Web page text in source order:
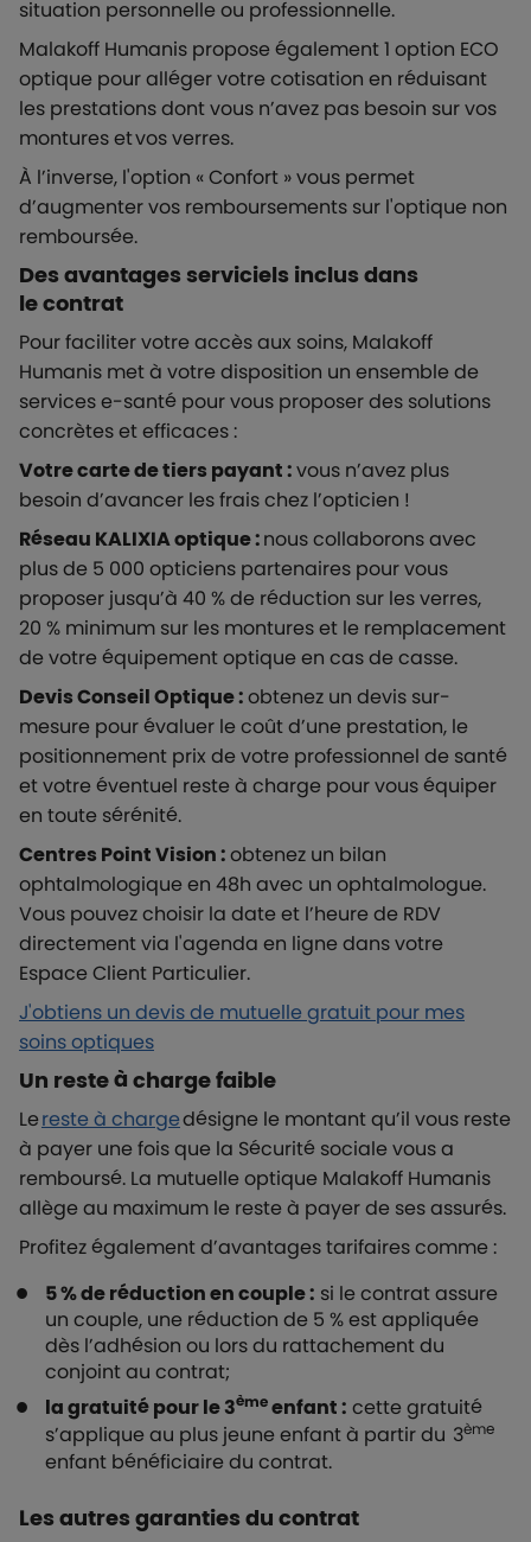
situation personnelle ou professionnelle.
Malakoff Humanis propose également 1 option ECO
optique pour alléger votre cotisation en réduisant
les prestations dont vous n’avez pas besoin sur vos
montures et vos verres.
À l’inverse, l'option « Confort » vous permet
d’augmenter vos remboursements sur l'optique non
remboursée.
Des avantages serviciels inclus dans
le contrat
Pour faciliter votre accès aux soins, Malakoff
Humanis met à votre disposition un ensemble de
services e-santé pour vous proposer des solutions
concrètes et efficaces :
Votre carte de tiers payant :vous n’avez plus
besoin d’avancer les frais chez l’opticien !
Réseau KALIXIA optique :nous collaborons avec
plus de 5 000 opticiens partenaires pour vous
proposer jusqu’à 40 % de réduction sur les verres,
20 % minimum sur les montures et le remplacement
de votre équipement optique en cas de casse.
Devis Conseil Optique :obtenez un devis sur-
mesure pour évaluer le coût d’une prestation, le
positionnement prix de votre professionnel de santé
et votre éventuel reste à charge pour vous équiper
en toute sérénité.
Centres Point Vision :obtenez un bilan
ophtalmologique en 48h avec un ophtalmologue.
Vous pouvez choisir la date et l’heure de RDV
directement via l'agenda en ligne dans votre
Espace Client Particulier.
J'obtiens un devis de mutuelle gratuit pour mes
soins optiques
Un reste à charge faible
Lereste à chargedésigne le montant qu’il vous reste
à payer une fois que la Sécurité sociale vous a
remboursé. La mutuelle optique Malakoff Humanis
allège au maximum le reste à payer de ses assurés.
Profitez également d’avantages tarifaires comme :
5 % de réduction en couple : si le contrat assure
un couple, une réduction de 5 % est appliquée
dès l’adhésion ou lors du rattachement du
conjoint au contrat;
la gratuité pour le 3èmeenfant : cette gratuité
s’applique au plus jeune enfant à partir du 3ème
enfant bénéficiaire du contrat.
Les autres garanties du contrat